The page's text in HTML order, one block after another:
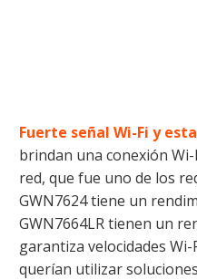
Fuerte señal Wi-Fi y
brindan una conexión
red, que fue uno de los
GWN7624 tiene un
GWN7664LR tienen un
garantiza velocidades
querían utilizar